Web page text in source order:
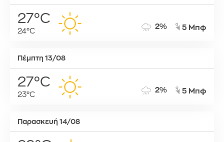
27°C
24°C
2% 5 Μπφ
Πέμπτη 13/08
27°C
23°C
2% 5 Μπφ
Παρασκευή 14/08